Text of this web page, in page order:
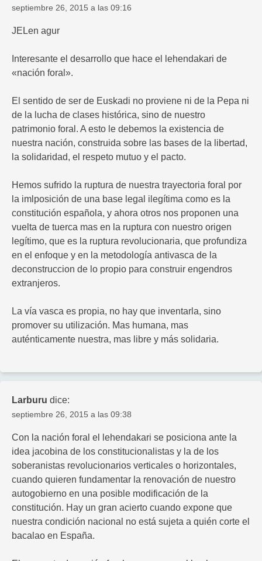
septiembre 26, 2015 a las 09:16
JELen agur
Interesante el desarrollo que hace el lehendakari de
«nación foral».
El sentido de ser de Euskadi no proviene ni de la Pepa ni
de la lucha de clases histórica, sino de nuestro
patrimonio foral. A esto le debemos la existencia de
nuestra nación, construida sobre las bases de la libertad,
la solidaridad, el respeto mutuo y el pacto.
Hemos sufrido la ruptura de nuestra trayectoria foral por
la imlposición de una base legal ilegítima como es la
constitución española, y ahora otros nos proponen una
vuelta de tuerca mas en la ruptura con nuestro origen
legítimo, que es la ruptura revolucionaria, que profundiza
en el enfoque y en la metodología antivasca de la
deconstruccion de lo propio para construir engendros
extranjeros.
La vía vasca es propia, no hay que inventarla, sino
promover su utilización. Mas humana, mas
auténticamente nuestra, mas libre y más solidaria.
Larburu dice:
septiembre 26, 2015 a las 09:38
Con la nación foral el lehendakari se posiciona ante la
idea jacobina de los constitucionalistas y la de los
soberanistas revolucionarios verticales o horizontales,
cuando quieren fundamentar la renovación de nuestro
autogobierno en una posible modificación de la
constitución. Hay un gran acierto cuando expone que
nuestra condición nacional no está sujeta a quién corte el
bacalao en España.